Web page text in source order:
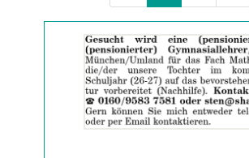
der
Anzeige
2060421
anzeigen
|
Info: